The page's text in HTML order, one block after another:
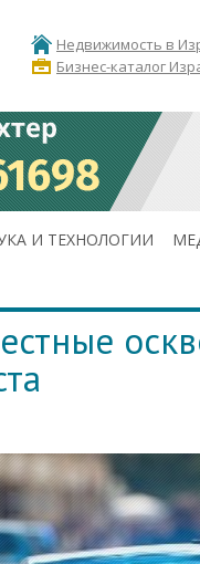
Недвижимость в
Бизнес-каталог
И ТЕХНОЛОГИИ